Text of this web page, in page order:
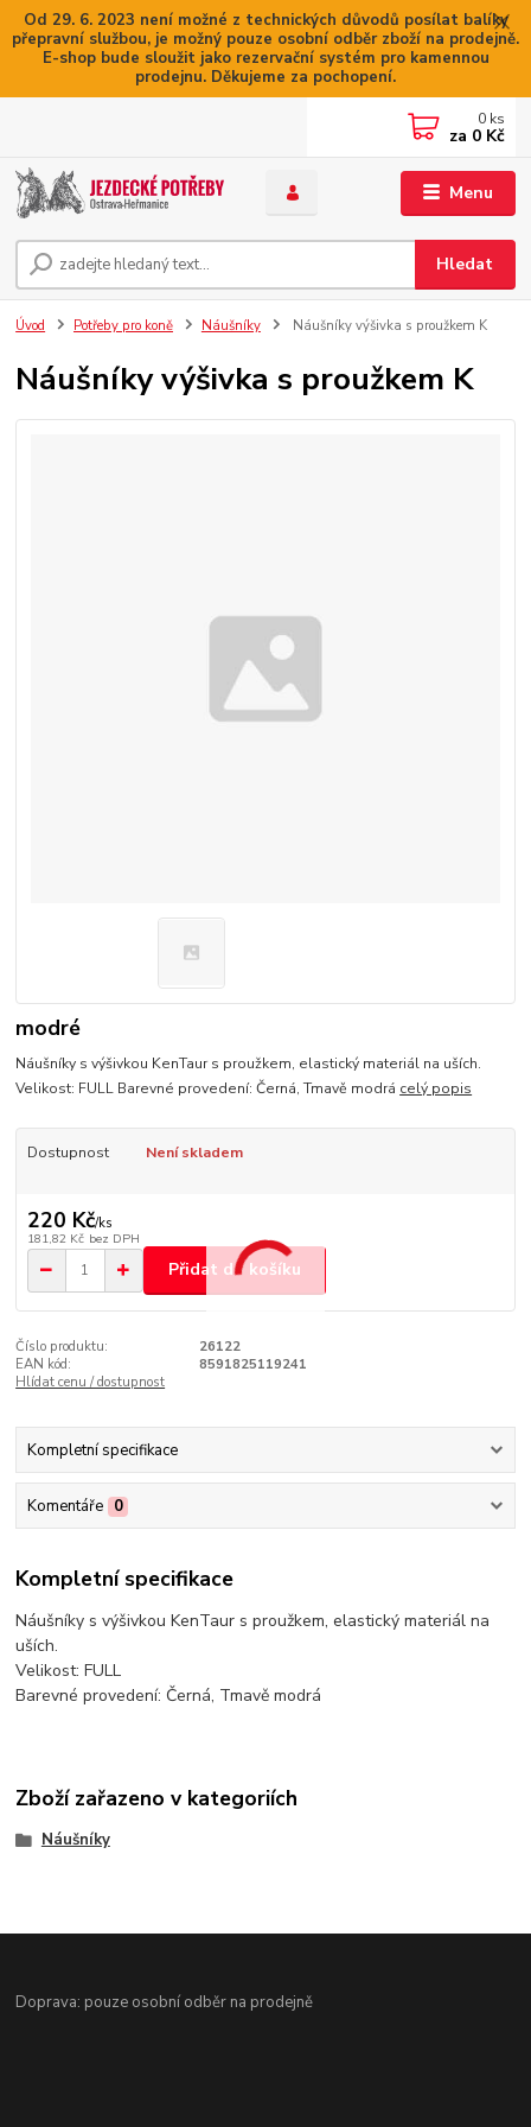
Od 29. 6. 2023 není možné z technických důvodů posílat balíky
přepravní službou, je možný pouze osobní odběr zboží na prodejně.
E-shop bude sloužit jako rezervační systém pro kamennou
prodejnu. Děkujeme za pochopení.
Menu
Hledat
0 ks
za 0 Kč
Úvod Potřeby pro koně Náušníky Náušníky výšivka s proužkem K
Náušníky výšivka s proužkem K
modré
Náušníky s výšivkou KenTaur s proužkem, elastický materiál na uších.
Velikost: FULL Barevné provedení: Černá, Tmavě modrá celý popis
Dostupnost Není skladem
220 Kč/ks
181,82 Kč bez DPH
Přidat do košíku
Číslo produktu:
26122
EAN kód:
8591825119241
Hlídat cenu / dostupnost
Kompletní specifikace
Komentáře 0
Kompletní specifikace
Náušníky s výšivkou KenTaur s proužkem, elastický materiál na
uších.
Velikost: FULL
Barevné provedení: Černá, Tmavě modrá
Zboží zařazeno v kategoriích
Náušníky
Doprava: pouze osobní odběr na prodejně